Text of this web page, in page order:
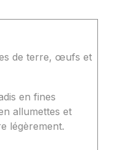
de terre, œufs et
en fines
allumettes et
légèrement.